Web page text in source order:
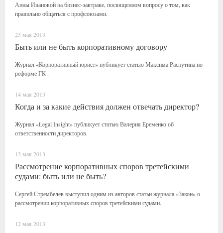
Анны Ивановой на бизнес-завтраке, посвященном вопросу о том, как
правильно общаться с профсоюзами.
25 мая 2013
Быть или не быть корпоративному договору
Журнал «Корпоративный юрист» публикует статью Максима Распутина по
реформе ГК .
14 мая 2013
Когда и за какие действия должен отвечать директор?
Журнал «Legal Insight» публикует статью Валерия Еременко об
ответственности директоров.
13 мая 2013
Рассмотрение корпоративных споров третейскими
судами: быть или не быть?
Сергей Стрембелев выступил одним из авторов статьи журнала «Закон» о
рассмотрении корпоративных споров третейскими судами.
12 мая 2013